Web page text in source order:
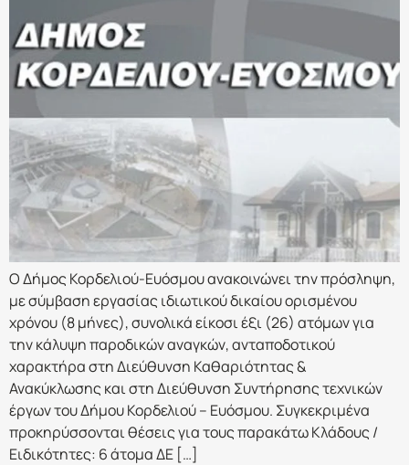
Ο Δήμος Κορδελιού-Ευόσμου ανακοινώνει την πρόσληψη,
με σύμβαση εργασίας ιδιωτικού δικαίου ορισμένου
χρόνου (8 μήνες), συνολικά είκοσι έξι (26) ατόμων για
την κάλυψη παροδικών αναγκών, ανταποδοτικού
χαρακτήρα στη Διεύθυνση Καθαριότητας &
Ανακύκλωσης και στη Διεύθυνση Συντήρησης τεχνικών
έργων του Δήμου Κορδελιού – Ευόσμου. Συγκεκριμένα
προκηρύσσονται θέσεις για τους παρακάτω Κλάδους /
Ειδικότητες: 6 άτομα ΔΕ […]